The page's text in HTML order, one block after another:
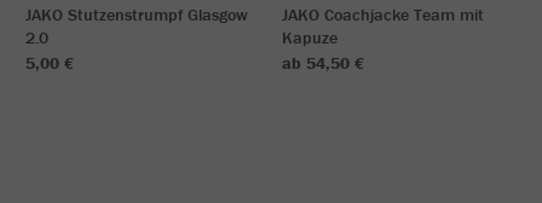
JAKO Stutzenstrumpf Glasgow
2.0
5,00 €
JAKO Coachjacke Team mit
Kapuze
ab 54,50 €